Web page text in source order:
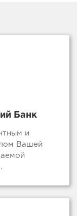
Банк
и
Вашей